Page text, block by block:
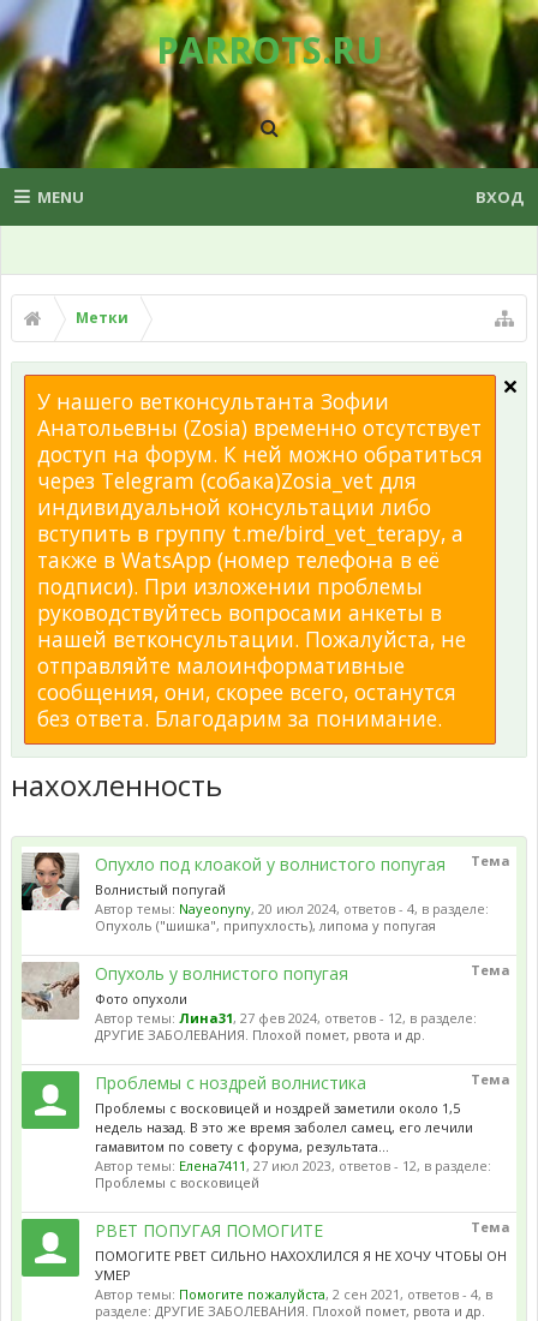
PARROTS.RU
MENU ВХОД
Метки
У нашего ветконсультанта Зофии
Анатольевны (Zosia) временно отсутствует
доступ на форум. К ней можно обратиться
через Telegram (собака)Zosia_vet для
индивидуальной консультации либо
вступить в группу t.me/bird_vet_terapy, а
также в WatsApp (номер телефона в её
подписи). При изложении проблемы
руководствуйтесь вопросами анкеты в
нашей ветконсультации. Пожалуйста, не
отправляйте малоинформативные
сообщения, они, скорее всего, останутся
без ответа. Благодарим за понимание.
нахохленность
Тема
Опухло под клоакой у волнистого попугая
Волнистый попугай
Автор темы: Nayeonyny, 20 июл 2024, ответов - 4, в разделе:
Опухоль ("шишка", припухлость), липома у попугая
Тема
Опухоль у волнистого попугая
Фото опухоли
Автор темы: Лина31, 27 фев 2024, ответов - 12, в разделе:
ДРУГИЕ ЗАБОЛЕВАНИЯ. Плохой помет, рвота и др.
Тема
Проблемы с ноздрей волнистика
Проблемы с восковицей и ноздрей заметили около 1,5
недель назад. В это же время заболел самец, его лечили
гамавитом по совету с форума, результата...
Автор темы: Елена7411, 27 июл 2023, ответов - 12, в разделе:
Проблемы с восковицей
Тема
РВЕТ ПОПУГАЯ ПОМОГИТЕ
ПОМОГИТЕ РВЕТ СИЛЬНО НАХОХЛИЛСЯ Я НЕ ХОЧУ ЧТОБЫ ОН
УМЕР
Автор темы: Помогите пожалуйста, 2 сен 2021, ответов - 4, в
разделе: ДРУГИЕ ЗАБОЛЕВАНИЯ. Плохой помет, рвота и др.